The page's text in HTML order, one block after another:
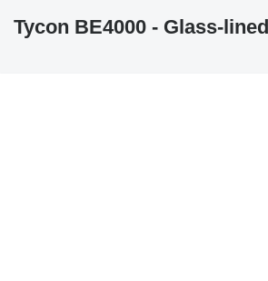
مفاعل كيميائي Tycon BE4000 - Glass-lined